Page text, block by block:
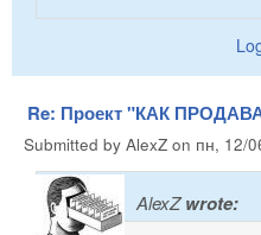
Re: Проект "КАК
Submitted by AlexZ on пн, 12/
AlexZwrote: